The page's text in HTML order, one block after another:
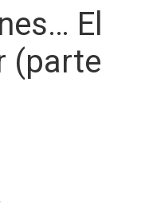
El
(parte